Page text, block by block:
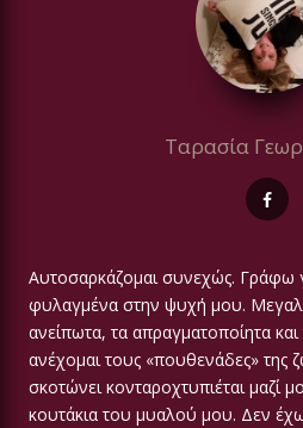
Ταρασία
Αυτοσαρκάζομαι συνεχώς. Γράφω
φυλαγμένα στην ψυχή μου.
ανείπωτα, τα απραγματοποίητα
ανέχομαι τους «πουθενάδες» της
σκοτώνει κονταροχτυπιέται μαζί
κουτάκια του μυαλού μου. Δεν